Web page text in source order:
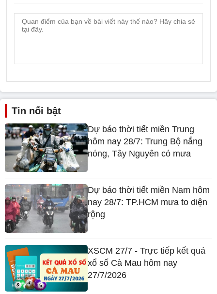
Tin nổi bật
Dự báo thời tiết miền Trung
hôm nay 28/7: Trung Bộ nắng
nóng, Tây Nguyên có mưa
Dự báo thời tiết miền Nam hôm
nay 28/7: TP.HCM mưa to diện
rộng
XSCM 27/7 - Trực tiếp kết quả
xổ số Cà Mau hôm nay
27/7/2026